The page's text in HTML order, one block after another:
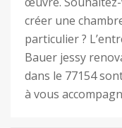
créer une
particulier ?
Bauer jessy
dans le 77154
à vous